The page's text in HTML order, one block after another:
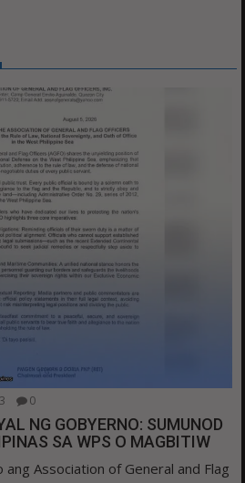
0
NG GOBYERNO: SUMUNOD
SA WPS O MAGBITIW
ang Association of General and Flag